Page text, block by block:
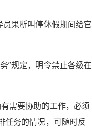
果断叫停休假期间给官
”规定，明令禁止各级在
需要协助的工作，必须
任务的情况，可随时反